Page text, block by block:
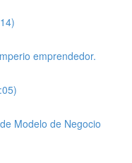
emprendedor.
Modelo de Negocio